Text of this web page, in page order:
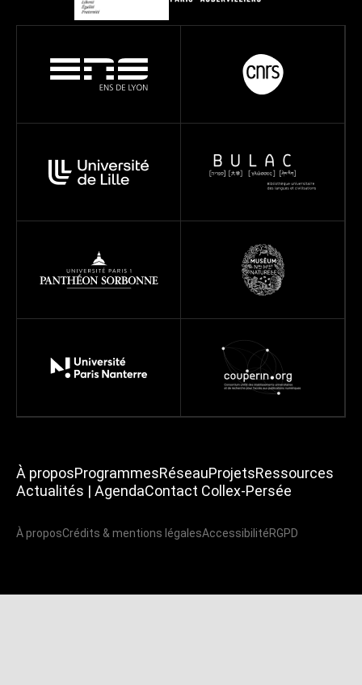
À proposProgrammesRéseauProjetsRessources
Actualités | AgendaContact Collex-Persée
À proposCrédits & mentions légalesAccessibilitéRGPD